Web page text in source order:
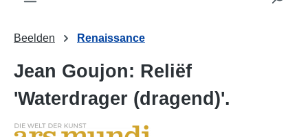
Beelden Renaissance
Jean Goujon: Reliëf
'Waterdrager (dragend)'.